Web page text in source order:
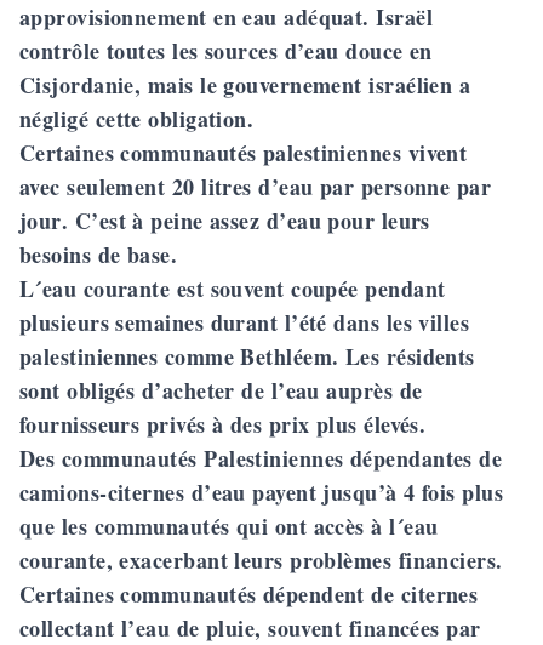
approvisionnement en eau adéquat. Israël
contrôle toutes les sources d’eau douce en
Cisjordanie, mais le gouvernement israélien a
négligé cette obligation.
Certaines communautés palestiniennes vivent
avec seulement 20 litres d’eau par personne par
jour. C’est à peine assez d’eau pour leurs
besoins de base.
L´eau courante est souvent coupée pendant
plusieurs semaines durant l’été dans les villes
palestiniennes comme Bethléem. Les résidents
sont obligés d’acheter de l’eau auprès de
fournisseurs privés à des prix plus élevés.
Des communautés Palestiniennes dépendantes de
camions-citernes d’eau payent jusqu’à 4 fois plus
que les communautés qui ont accès à l´eau
courante, exacerbant leurs problèmes financiers.
Certaines communautés dépendent de citernes
collectant l’eau de pluie, souvent financées par